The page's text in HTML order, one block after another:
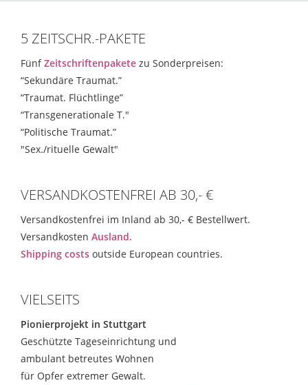
5 ZEITSCHR.-PAKETE
FünfZeitschriftenpakete zu Sonderpreisen:
“Sekundäre Traumat.”
“Traumat. Flüchtlinge”
“Transgenerationale T."
“Politische Traumat.”
"Sex./rituelle Gewalt"
VERSANDKOSTENFREI AB 30,- €
Versandkostenfrei im Inland ab 30,- € Bestellwert.
Versandkosten Ausland.
Shipping costs outside European countries.
VIELSEITS
Pionierprojekt in Stuttgart
Geschützte Tageseinrichtung und
ambulant betreutes Wohnen
für Opfer extremer Gewalt.